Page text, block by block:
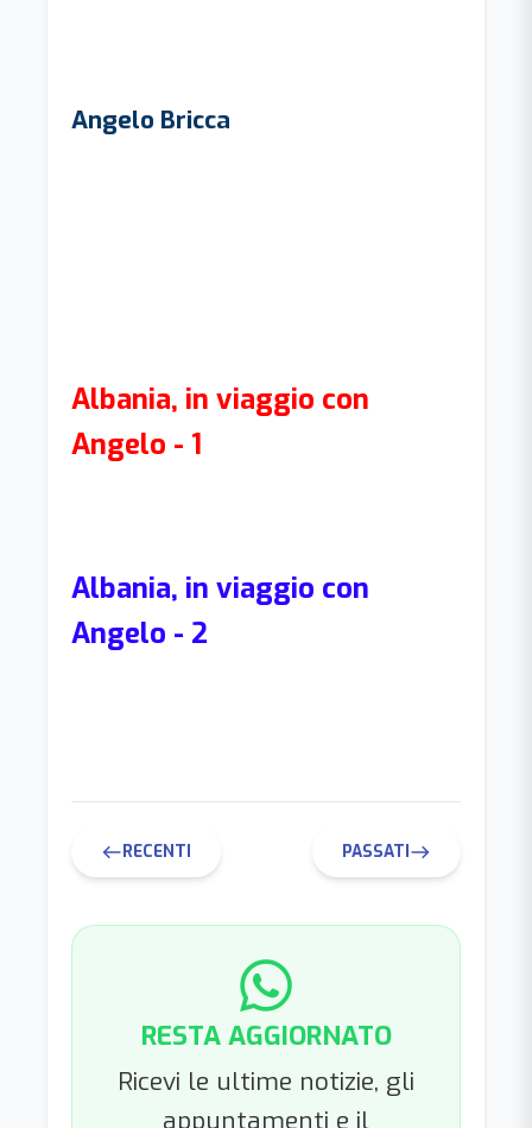
Angelo Bricca
Albania, in viaggio con
Angelo - 1
Albania, in viaggio con
Angelo - 2
west RECENTI PASSATI east
RESTA AGGIORNATO
Ricevi le ultime notizie, gli